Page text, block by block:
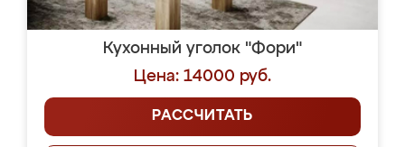
Кухонный уголок "Фори"
Цена: 14000 руб.
РАССЧИТАТЬ